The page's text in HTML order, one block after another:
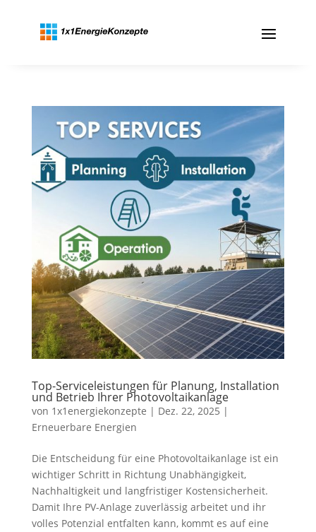
Top-Serviceleistungen für Planung, Installation
und Betrieb Ihrer Photovoltaikanlage
von 1x1energiekonzepte | Dez. 22, 2025 |
Erneuerbare Energien
Die Entscheidung für eine Photovoltaikanlage ist ein
wichtiger Schritt in Richtung Unabhängigkeit,
Nachhaltigkeit und langfristiger Kostensicherheit.
Damit Ihre PV-Anlage zuverlässig arbeitet und ihr
volles Potenzial entfalten kann, kommt es auf eine